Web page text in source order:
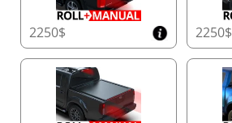
2250$ 2250$